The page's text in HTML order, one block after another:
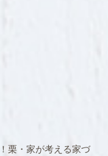
栗・家が考える家づ